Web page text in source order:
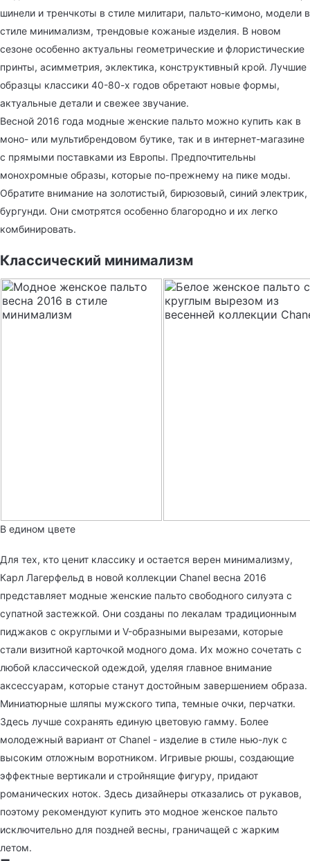
шинели и тренчкоты в стиле милитари, пальто-кимоно, модели в
стиле минимализм, трендовые кожаные изделия. В новом
сезоне особенно актуальны геометрические и флористические
принты, асимметрия, эклектика, конструктивный крой. Лучшие
образцы классики 40-80-х годов обретают новые формы,
актуальные детали и свежее звучание.
Весной 2016 года модные женские пальто можно купить как в
моно- или мультибрендовом бутике, так и в интернет-магазине
с прямыми поставками из Европы. Предпочтительны
монохромные образы, которые по-прежнему на пике моды.
Обратите внимание на золотистый, бирюзовый, синий электрик,
бургунди. Они смотрятся особенно благородно и их легко
комбинировать.
Классический минимализм
В едином цвете
Для тех, кто ценит классику и остается верен минимализму,
Карл Лагерфельд в новой коллекции Chanel весна 2016
представляет модные женские пальто свободного силуэта с
супатной застежкой. Они созданы по лекалам традиционным
пиджаков с округлыми и V-образными вырезами, которые
стали визитной карточкой модного дома. Их можно сочетать с
любой классической одеждой, уделяя главное внимание
аксессуарам, которые станут достойным завершением образа.
Миниатюрные шляпы мужского типа, темные очки, перчатки.
Здесь лучше сохранять единую цветовую гамму. Более
молодежный вариант от Chanel - изделие в стиле нью-лук с
высоким отложным воротником. Игривые рюшы, создающие
эффектные вертикали и стройнящие фигуру, придают
романических ноток. Здесь дизайнеры отказались от рукавов,
поэтому рекомендуют купить это модное женское пальто
исключительно для поздней весны, граничащей с жарким
летом.